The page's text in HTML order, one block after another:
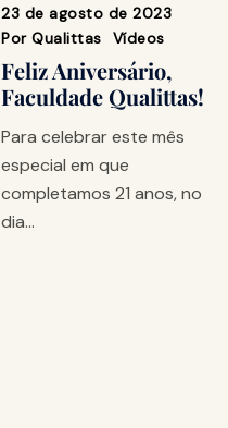
23 de agosto de 2023
Por Qualittas Vídeos
Feliz Aniversário,
Faculdade Qualittas!
Para celebrar este mês
especial em que
completamos 21 anos, no
dia…